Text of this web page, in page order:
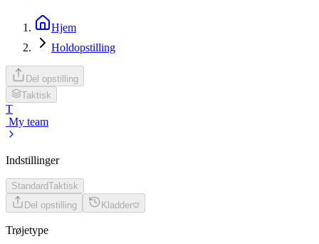
Hjem
Holdopstilling
Del opstilling
Taktisk
T
My team
Indstillinger
StandardTaktisk
Del opstilling
Kladder
Trøjetype